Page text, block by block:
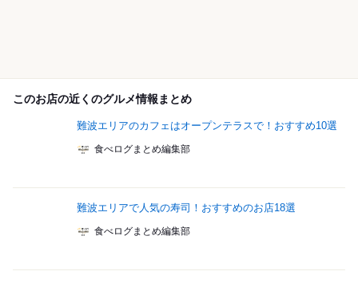
このお店の近くのグルメ情報まとめ
難波エリアのカフェはオープンテラスで！おすすめ10選
食べログまとめ編集部
難波エリアで人気の寿司！おすすめのお店18選
食べログまとめ編集部